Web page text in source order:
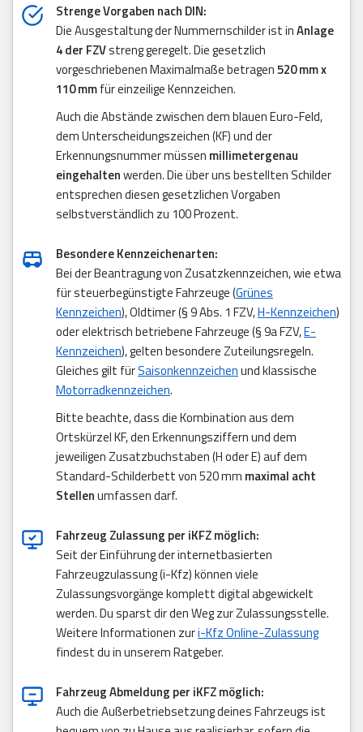
Strenge Vorgaben nach DIN:
Die Ausgestaltung der Nummernschilder ist inAnlage
4 der FZVstreng geregelt. Die gesetzlich
vorgeschriebenen Maximalmaße betragen520 mm x
110 mmfür einzeilige Kennzeichen.
Auch die Abstände zwischen dem blauen Euro-Feld,
dem Unterscheidungszeichen (KF) und der
Erkennungsnummer müssen millimetergenau
eingehaltenwerden. Die über uns bestellten Schilder
entsprechen diesen gesetzlichen Vorgaben
selbstverständlich zu 100 Prozent.
Besondere Kennzeichenarten:
Bei der Beantragung von Zusatzkennzeichen, wie etwa
für steuerbegünstigte Fahrzeuge (Grünes
Kennzeichen), Oldtimer (§ 9 Abs. 1 FZV,H-Kennzeichen)
oder elektrisch betriebene Fahrzeuge (§ 9a FZV,E-
Kennzeichen), gelten besondere Zuteilungsregeln.
Gleiches gilt fürSaisonkennzeichenund klassische
Motorradkennzeichen.
Bitte beachte, dass die Kombination aus dem
Ortskürzel KF, den Erkennungsziffern und dem
jeweiligen Zusatzbuchstaben (H oder E) auf dem
Standard-Schilderbett von 520 mm maximal acht
Stellenumfassen darf.
Fahrzeug Zulassung per iKFZ möglich:
Seit der Einführung der internetbasierten
Fahrzeugzulassung (i-Kfz) können viele
Zulassungsvorgänge komplett digital abgewickelt
werden. Du sparst dir den Weg zur Zulassungsstelle.
Weitere Informationen zuri-Kfz Online-Zulassung
findest du in unserem Ratgeber.
Fahrzeug Abmeldung per iKFZ möglich:
Auch die Außerbetriebsetzung deines Fahrzeugs ist